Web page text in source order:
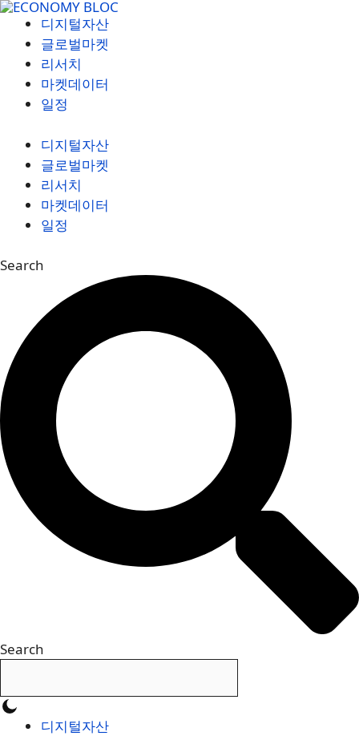
컨
디지털자산
글로벌마켓
리서치
마켓데이터
일정
디지털자산
글로벌마켓
리서치
마켓데이터
일정
Search
Search
디지털자산